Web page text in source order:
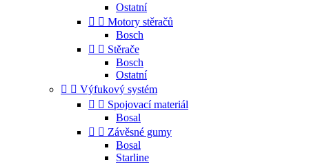
Ostatní
  Motory stěračů
Bosch
  Stěrače
Bosch
Ostatní
  Výfukový systém
  Spojovací materiál
Bosal
  Závěsné gumy
Bosal
Starline